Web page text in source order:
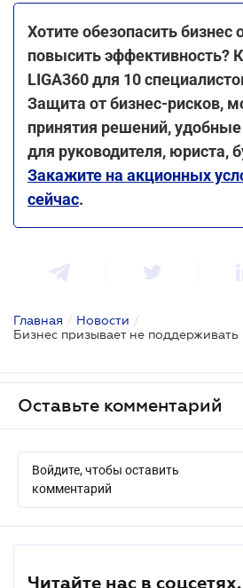
Хотите обезопасить бизнес
повысить эффективность?
LIGA360 для 10
Защита от бизнес-рисков,
принятия решений,
для руководителя, юриста,
Закажите на акционных
сейчас.
Главная / Новости /
Оставьте комментарий
Войдите, чтобы оставить
комментарий
Читайте нас в соцсетях.